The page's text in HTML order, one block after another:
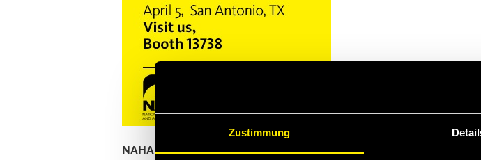
Zustimmung
NAHAD, the Association for Hose and Accessories Distribution, is hosting its